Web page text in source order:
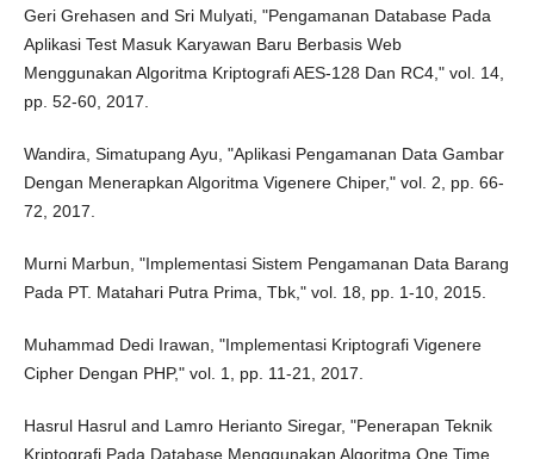
Geri Grehasen and Sri Mulyati, "Pengamanan Database Pada
Aplikasi Test Masuk Karyawan Baru Berbasis Web
Menggunakan Algoritma Kriptografi AES-128 Dan RC4," vol. 14,
pp. 52-60, 2017.
Wandira, Simatupang Ayu, "Aplikasi Pengamanan Data Gambar
Dengan Menerapkan Algoritma Vigenere Chiper," vol. 2, pp. 66-
72, 2017.
Murni Marbun, "Implementasi Sistem Pengamanan Data Barang
Pada PT. Matahari Putra Prima, Tbk," vol. 18, pp. 1-10, 2015.
Muhammad Dedi Irawan, "Implementasi Kriptografi Vigenere
Cipher Dengan PHP," vol. 1, pp. 11-21, 2017.
Hasrul Hasrul and Lamro Herianto Siregar, "Penerapan Teknik
Kriptografi Pada Database Menggunakan Algoritma One Time